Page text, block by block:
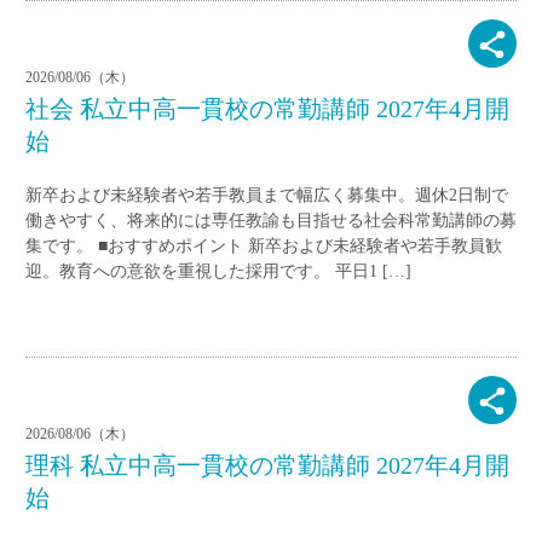
2026/08/06（木）
社会 私立中高一貫校の常勤講師 2027年4月開
始
新卒および未経験者や若手教員まで幅広く募集中。週休2日制で
働きやすく、将来的には専任教諭も目指せる社会科常勤講師の募
集です。 ■おすすめポイント 新卒および未経験者や若手教員歓
迎。教育への意欲を重視した採用です。 平日1 […]
2026/08/06（木）
理科 私立中高一貫校の常勤講師 2027年4月開
始